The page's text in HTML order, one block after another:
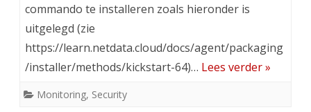
commando te installeren zoals hieronder is
uitgelegd (zie
https://learn.netdata.cloud/docs/agent/packaging
/installer/methods/kickstart-64)… Lees verder »
Monitoring, Security